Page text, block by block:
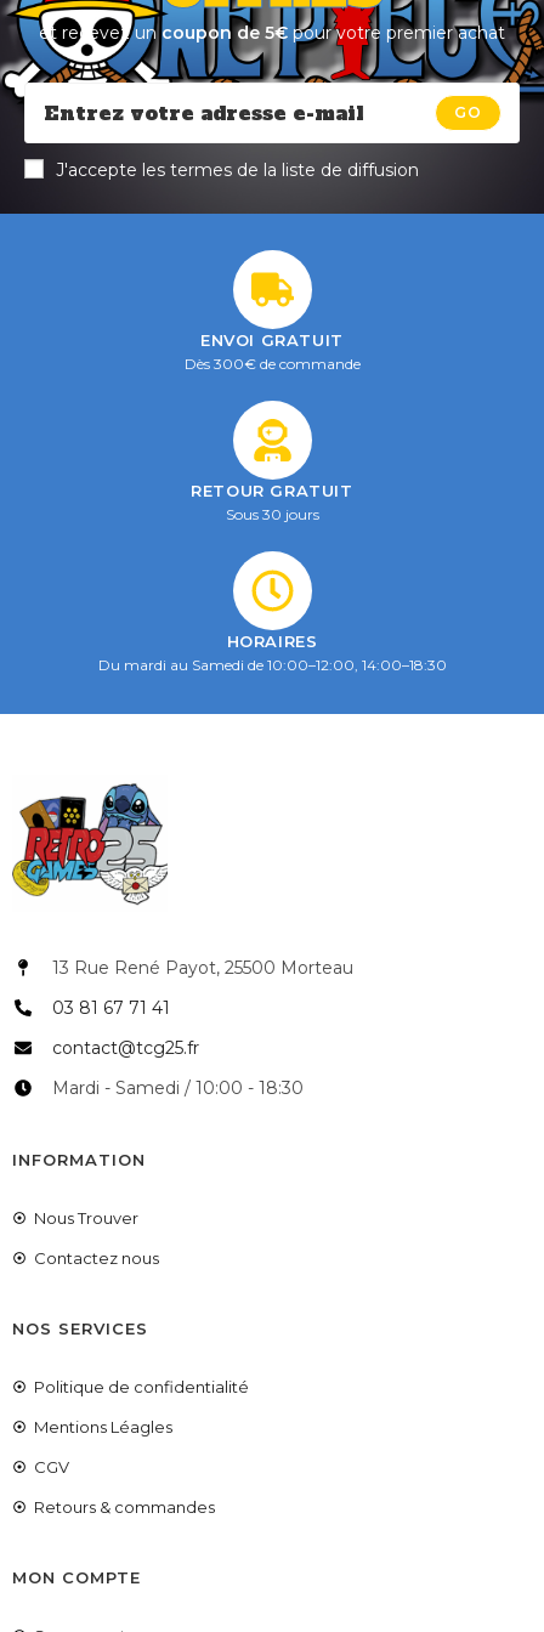
et recevez un coupon de 5€ pour votre premier achat
GO
J'accepte les termes de la liste de diffusion
ENVOI GRATUIT
Dès 300€ de commande
RETOUR GRATUIT
Sous 30 jours
HORAIRES
Du mardi au Samedi de 10:00–12:00, 14:00–18:30
13 Rue René Payot, 25500 Morteau
03 81 67 71 41
contact@tcg25.fr
Mardi - Samedi / 10:00 - 18:30
INFORMATION
Nous Trouver
Contactez nous
NOS SERVICES
Politique de confidentialité
Mentions Léagles
CGV
Retours & commandes
MON COMPTE